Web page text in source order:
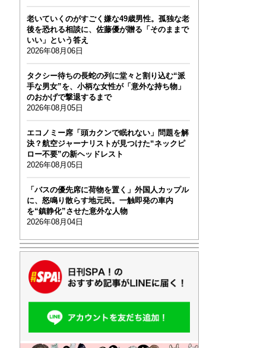
老いていくのがすごく嫌な49歳男性。孤独な老
後を恐れる相談に、佐藤優が贈る「そのままで
いい」という答え
2026年08月06日
タクシー待ちの長蛇の列に堂々と割り込む“派
手な男女”を、小柄な女性が「意外な持ち物」
のおかげで撃退するまで
2026年08月05日
エコノミー席「頭カクンで眠れない」問題を解
決？航空ジャーナリストが見つけた“ネックピ
ロー不要”の新ヘッドレスト
2026年08月05日
「バスの優先席に荷物を置く」外国人カップル
に、怒鳴り散らす地元民。一触即発の車内
を“鎮静化”させた意外な人物
2026年08月04日